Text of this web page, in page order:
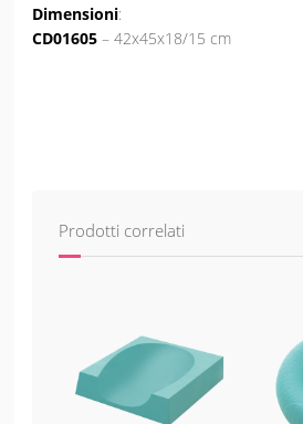
Dimensioni:
CD01605 – 42x45x18/15 cm
Prodotti correlati